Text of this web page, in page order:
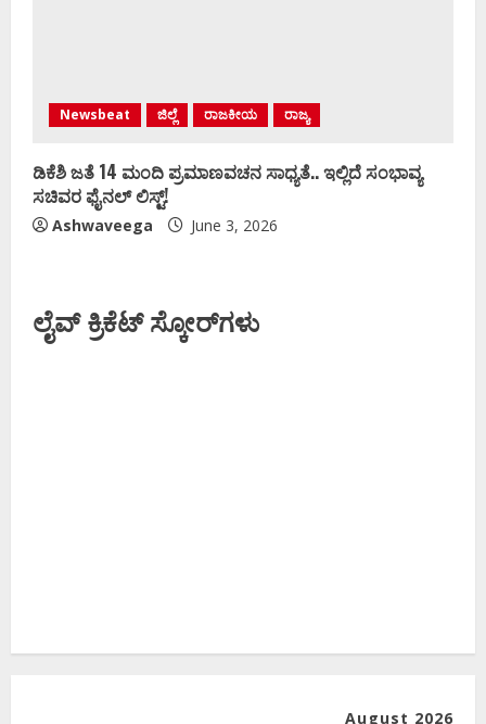
Newsbeat ಜಿಲ್ಲೆ ರಾಜಕೀಯ ರಾಜ್ಯ
ಡಿಕೆಶಿ ಜತೆ 14 ಮಂದಿ ಪ್ರಮಾಣವಚನ ಸಾಧ್ಯತೆ.. ಇಲ್ಲಿದೆ ಸಂಭಾವ್ಯ
ಸಚಿವರ ಫೈನಲ್ ಲಿಸ್ಟ್‌!
Ashwaveega June 3, 2026
ಲೈವ್ ಕ್ರಿಕೆಟ್ ಸ್ಕೋರ್‌ಗಳು
August 2026